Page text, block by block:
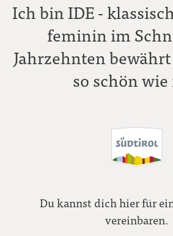
Ich bin IDE -
feminin im
Jahrzehnten
so schön wie
Du kannst dich hier für
vereinbaren.